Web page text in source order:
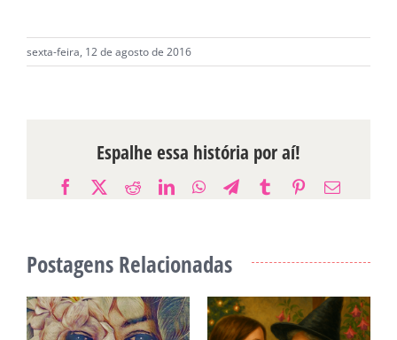
sexta-feira, 12 de agosto de 2016
Espalhe essa história por aí!
Facebook
X RedditLinkedInWhatsApp
Telegram
TumblrPinterest
E-
Postagens Relacionadas